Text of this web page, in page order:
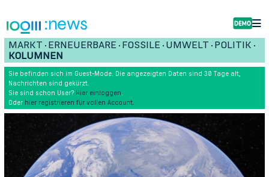
:news
MARKT • ERNEUERBARE • FOSSILE • UMWELT • POLITIK •
KOLUMNEN
Sie befinden sich im Guest-Mode. Die angezeigten Daten sind 30 Tage alt,
Nachrichten sind gekürzt.
Sie sind schon User? Hier einloggen
Oder hier registrieren für vollen Account.